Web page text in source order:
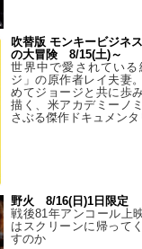
吹替版 モンキービジネ
の大冒険 8/15(土)～
世界中で愛されてい
ジ」の原作者レイ夫妻
めてジョージと共に歩
描く、米アカデミーノ
さぶる傑作ドキュメンタ
野火 8/16(日)1日限定
戦後81年アンコール上
はスクリーンに帰って
すのか